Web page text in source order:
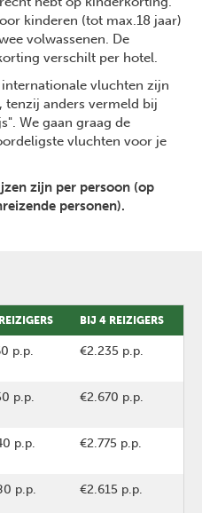
kinderen (tot max.18 jaar)
volwassenen. De
verschilt per hotel.
internationale vluchten zijn
tenzij anders vermeld bij
We gaan graag de
vluchten voor je
zijn per persoon (op
personen).
BIJ 4 REIZIGERS
p.p. €2.235 p.p.
p.p. €2.670 p.p.
p.p. €2.775 p.p.
p.p. €2.615 p.p.